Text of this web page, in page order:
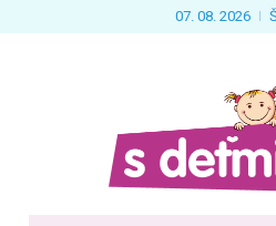
07. 08. 2026